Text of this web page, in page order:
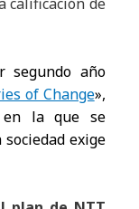
segundo año
of Change»,
en la que se
exige